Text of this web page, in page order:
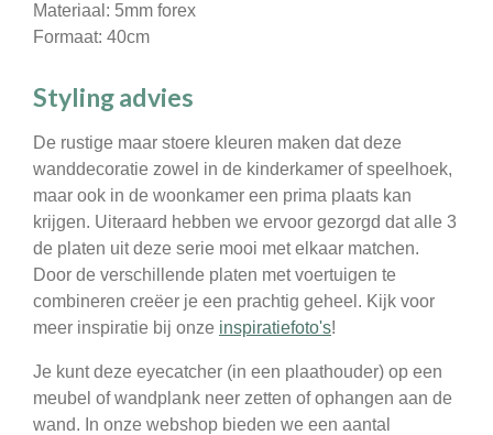
Materiaal: 5mm forex
Formaat: 40cm
Styling advies
De rustige maar stoere kleuren maken dat deze
wanddecoratie zowel in de kinderkamer of speelhoek,
maar ook in de woonkamer een prima plaats kan
krijgen. Uiteraard hebben we ervoor gezorgd dat alle 3
de platen uit deze serie mooi met elkaar matchen.
Door de verschillende platen met voertuigen te
combineren creëer je een prachtig geheel. Kijk voor
meer inspiratie bij onze inspiratiefoto's!
Je kunt deze eyecatcher (in een plaathouder) op een
meubel of wandplank neer zetten of ophangen aan de
wand. In onze webshop bieden we een aantal